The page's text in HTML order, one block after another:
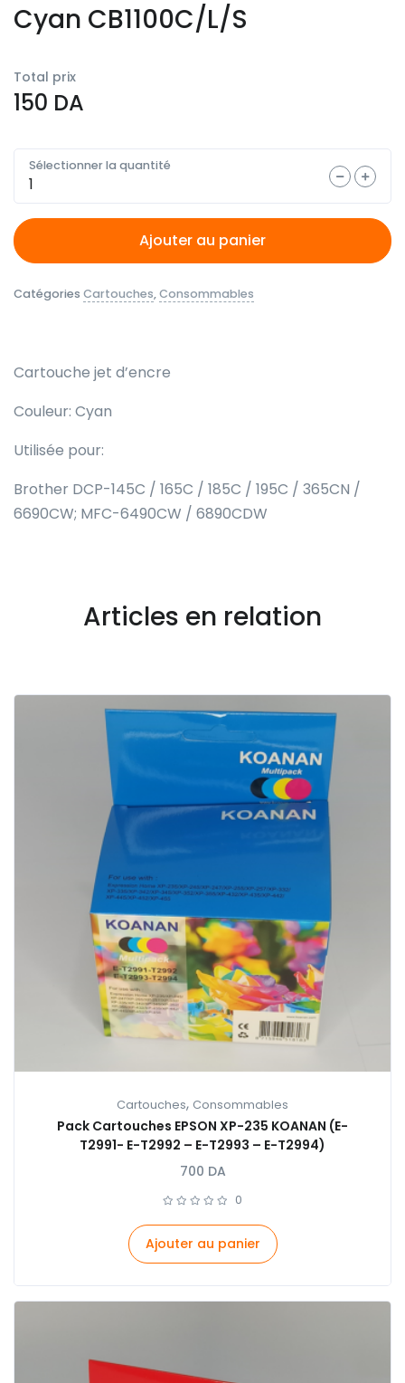
Cyan CB1100C/L/S
Total prix
150 DA
Sélectionner la quantité
Quantité
Ajouter au panier
Catégories Cartouches,Consommables
Cartouche jet d’encre
Couleur: Cyan
Utilisée pour:
Brother DCP-145C / 165C / 185C / 195C / 365CN /
6690CW; MFC-6490CW / 6890CDW
Articles en relation
Cartouches, Consommables
Pack Cartouches EPSON XP-235 KOANAN (E-
T2991- E-T2992 – E-T2993 – E-T2994)
700 DA
0
Ajouter au panier